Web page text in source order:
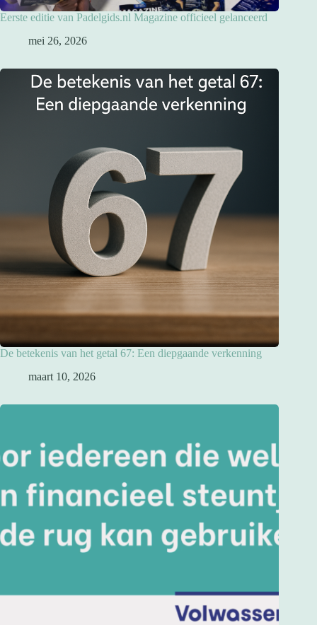
Eerste editie van Padelgids.nl Magazine officieel gelanceerd
mei 26, 2026
De betekenis van het getal 67: Een diepgaande verkenning
maart 10, 2026